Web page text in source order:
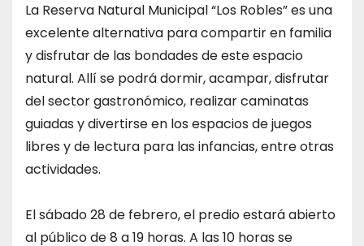
La Reserva Natural Municipal “Los Robles” es una
excelente alternativa para compartir en familia
y disfrutar de las bondades de este espacio
natural. Allí se podrá dormir, acampar, disfrutar
del sector gastronómico, realizar caminatas
guiadas y divertirse en los espacios de juegos
libres y de lectura para las infancias, entre otras
actividades.
El sábado 28 de febrero, el predio estará abierto
al público de 8 a 19 horas. A las 10 horas se